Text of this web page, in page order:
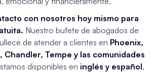
con nosotros hoy mismo para
Nuestro bufete de abogados de
de atender a clientes en Phoenix,
Chandler, Tempe y las comunidades
disponibles en inglés y español,